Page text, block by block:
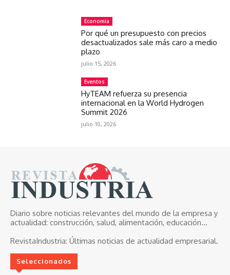
Economía
Por qué un presupuesto con precios
desactualizados sale más caro a medio
plazo
julio 15, 2026
Eventos
HyTEAM refuerza su presencia
internacional en la World Hydrogen
Summit 2026
julio 10, 2026
Diario sobre noticias relevantes del mundo de la empresa y
actualidad: construcción, salud, alimentación, educación...
RevistaIndustria: Últimas noticias de actualidad empresarial.
Seleccionados